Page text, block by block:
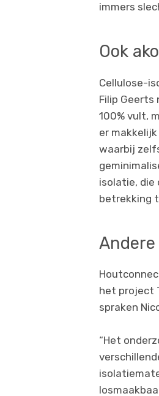
immers
Ook
Cellulose-
Filip
100% vult,
er
waarbij
isolatie, die
betrekking
het project
spraken
“Het